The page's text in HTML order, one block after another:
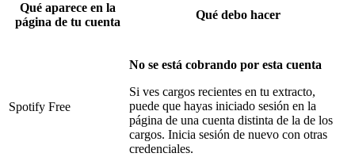
Qué aparece en la
página de tu cuenta
Qué debo hacer
Spotify Free
No se está cobrando por esta cuenta
Si ves cargos recientes en tu extracto,
puede que hayas iniciado sesión en la
página de una cuenta distinta de la de los
cargos. Inicia sesión de nuevo con otras
credenciales.